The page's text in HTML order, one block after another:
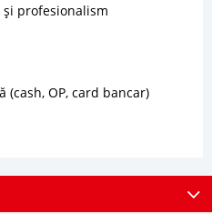
profesionalism
OP, card bancar)